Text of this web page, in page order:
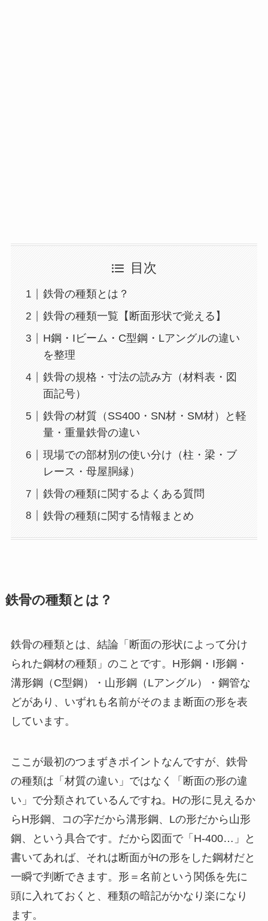
目次
鉄骨の種類とは？
鉄骨の種類一覧【断面形状で覚える】
H鋼・Iビーム・C型鋼・Lアングルの違い
を整理
鉄骨の規格・寸法の読み方（材料表・図
面記号）
鉄骨の材質（SS400・SN材・SM材）と軽
量・重量鉄骨の違い
現場での部材別の使い分け（柱・梁・ブ
レース・母屋胴縁）
鉄骨の種類に関するよくある質問
鉄骨の種類に関する情報まとめ
鉄骨の種類とは？
鉄骨の種類とは、結論「断面の形状によって分け
られた鋼材の種類」のことです。H形鋼・I形鋼・
溝形鋼（C型鋼）・山形鋼（Lアングル）・鋼管な
どがあり、いずれも名前がそのまま断面の形を表
しています。
ここが最初のつまずきポイントなんですが、鉄骨
の種類は「材質の違い」ではなく「断面の形の違
い」で分類されているんですね。Hの形に見えるか
らH形鋼、コの字だから溝形鋼、Lの形だから山形
鋼、という具合です。だから図面で「H-400…」と
書いてあれば、それは断面がHの形をした鋼材だと
一瞬で判断できます。形＝名前という関係を先に
頭に入れておくと、種類の暗記がかなり楽になり
ます。